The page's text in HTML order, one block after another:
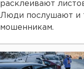
расклеивают
Люди послушают и
мошенникам.